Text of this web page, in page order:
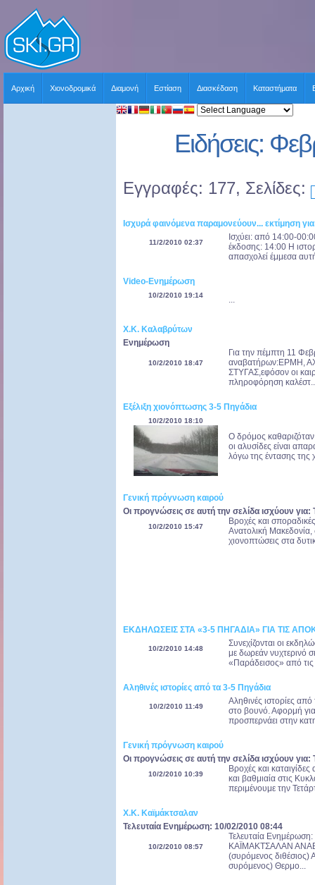
Αρχική Χιονοδρομικά Διαμονή Εστίαση Διασκέδαση Καταστήματα
Ειδήσεις:
Εγγραφές: 177, Σελίδες:
Ισχυρά φαινόμενα παραμονεύουν... εκτίμηση
11/2/2010 02:37
Ισχύει: από 14:00-
έκδοσης: 14:00 H
απασχολεί έμμεσα
Video-Ενημέρωση
10/2/2010 19:14 ...
Χ.Κ. Καλαβρύτων
Ενημέρωση
10/2/2010 18:47
Για την πέμπτη 11
αναβατήρων:ΕΡΜΗ,
ΣΤΥΓΑΣ,εφόσον οι
πληροφόρηση
Εξέλιξη χιονόπτωσης 3-5 Πηγάδια
10/2/2010 18:10
Ο δρόμος
οι αλυσίδες είναι
λόγω της έντασης της
Γενική πρόγνωση καιρού
Οι προγνώσεις σε αυτή την σελίδα ισχύουν
10/2/2010 15:47
Βροχές και
Ανατολική Μακεδονία,
χιονοπτώσεις στα
ΕΚΔΗΛΩΣΕΙΣ ΣΤΑ «3-5 ΠΗΓΑΔΙΑ» ΓΙΑ ΤΙΣ
10/2/2010 14:48
Συνεχίζονται οι
με δωρεάν νυχτερινό
«Παράδεισος» από
Αληθινές ιστορίες από τα 3-5 Πηγάδια
10/2/2010 11:49
Αληθινές ιστορίες
στο βουνό. Αφορμή
προσπερνάει στην
Γενική πρόγνωση καιρού
Οι προγνώσεις σε αυτή την σελίδα ισχύουν
10/2/2010 10:39
Βροχές και
και βαθμιαία στις
περιμένουμε την
Χ.Κ. Καϊμάκτσαλαν
Τελευταία Ενημέρωση: 10/02/2010 08:44
10/2/2010 08:57
Τελευταία
ΚΑΪΜΑΚΤΣΑΛΑΝ
(συρόμενος
συρόμενος) Θερμο...